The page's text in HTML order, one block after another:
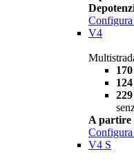
Configura
V4
A partire
Configura
V4 S